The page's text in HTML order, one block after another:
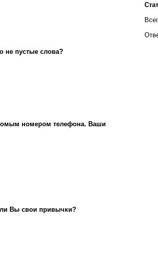
не пустые слова?
номером телефона. Ваши
ли Вы свои привычки?